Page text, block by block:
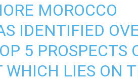
MOROCCO
IDENTIFIED
5 PROSPECTS
LIES ON